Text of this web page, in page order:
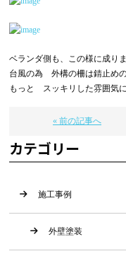
ベランダ側も、この様に成り
台風の為 外構の柵は錆止め
もっと スッキリした雰囲気
« 前の記事へ
カテゴリー
施工事例
外壁塗装